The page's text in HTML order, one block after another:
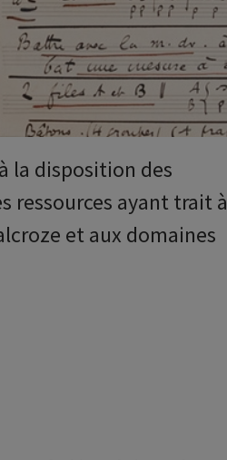
la disposition des
ressources ayant trait à
et aux domaines